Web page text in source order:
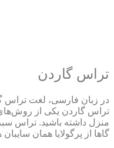
تراس گاردن
در زبان فارسی، لغت تراس
تراس گاردن یکی از
منزل داشته باشید. تراس
گاها از پرگولایا همان